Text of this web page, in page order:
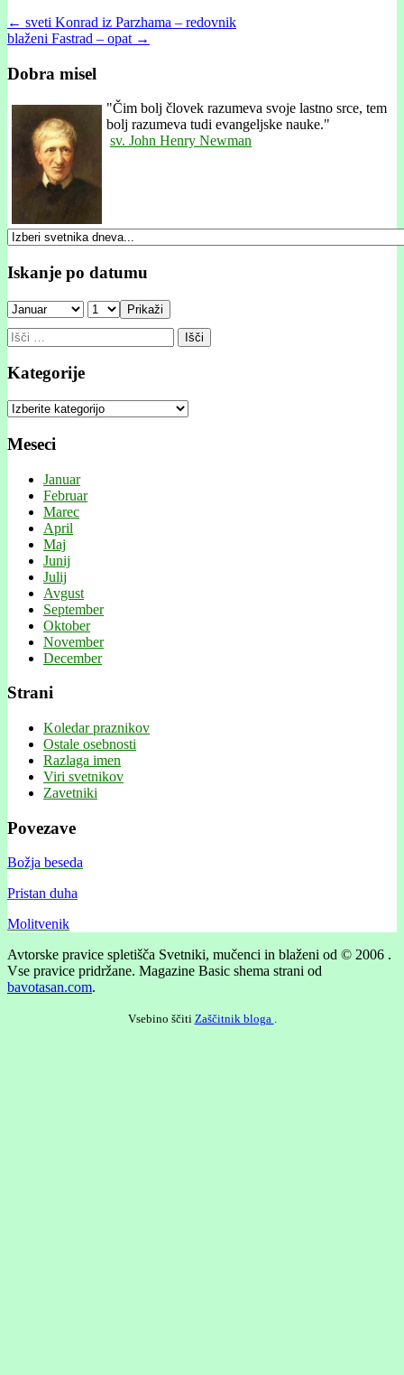
Post
navigation
← sveti Konrad iz Parzhama – redovnik
blaženi Fastrad – opat →
Dobra misel
"Čim bolj človek razumeva svoje lastno srce, tem
bolj razumeva tudi evangeljske nauke."
sv. John Henry Newman
Iskanje po datumu
Prikaži
Išči:
Kategorije
Kategorije
Meseci
Januar
Februar
Marec
April
Maj
Junij
Julij
Avgust
September
Oktober
November
December
Strani
Koledar praznikov
Ostale osebnosti
Razlaga imen
Viri svetnikov
Zavetniki
Povezave
Božja beseda
Pristan duha
Molitvenik
Avtorske pravice spletišča Svetniki, mučenci in blaženi od © 2006 .
Vse pravice pridržane. Magazine Basic shema strani od
bavotasan.com.
Vsebino ščiti Zaščitnik bloga .